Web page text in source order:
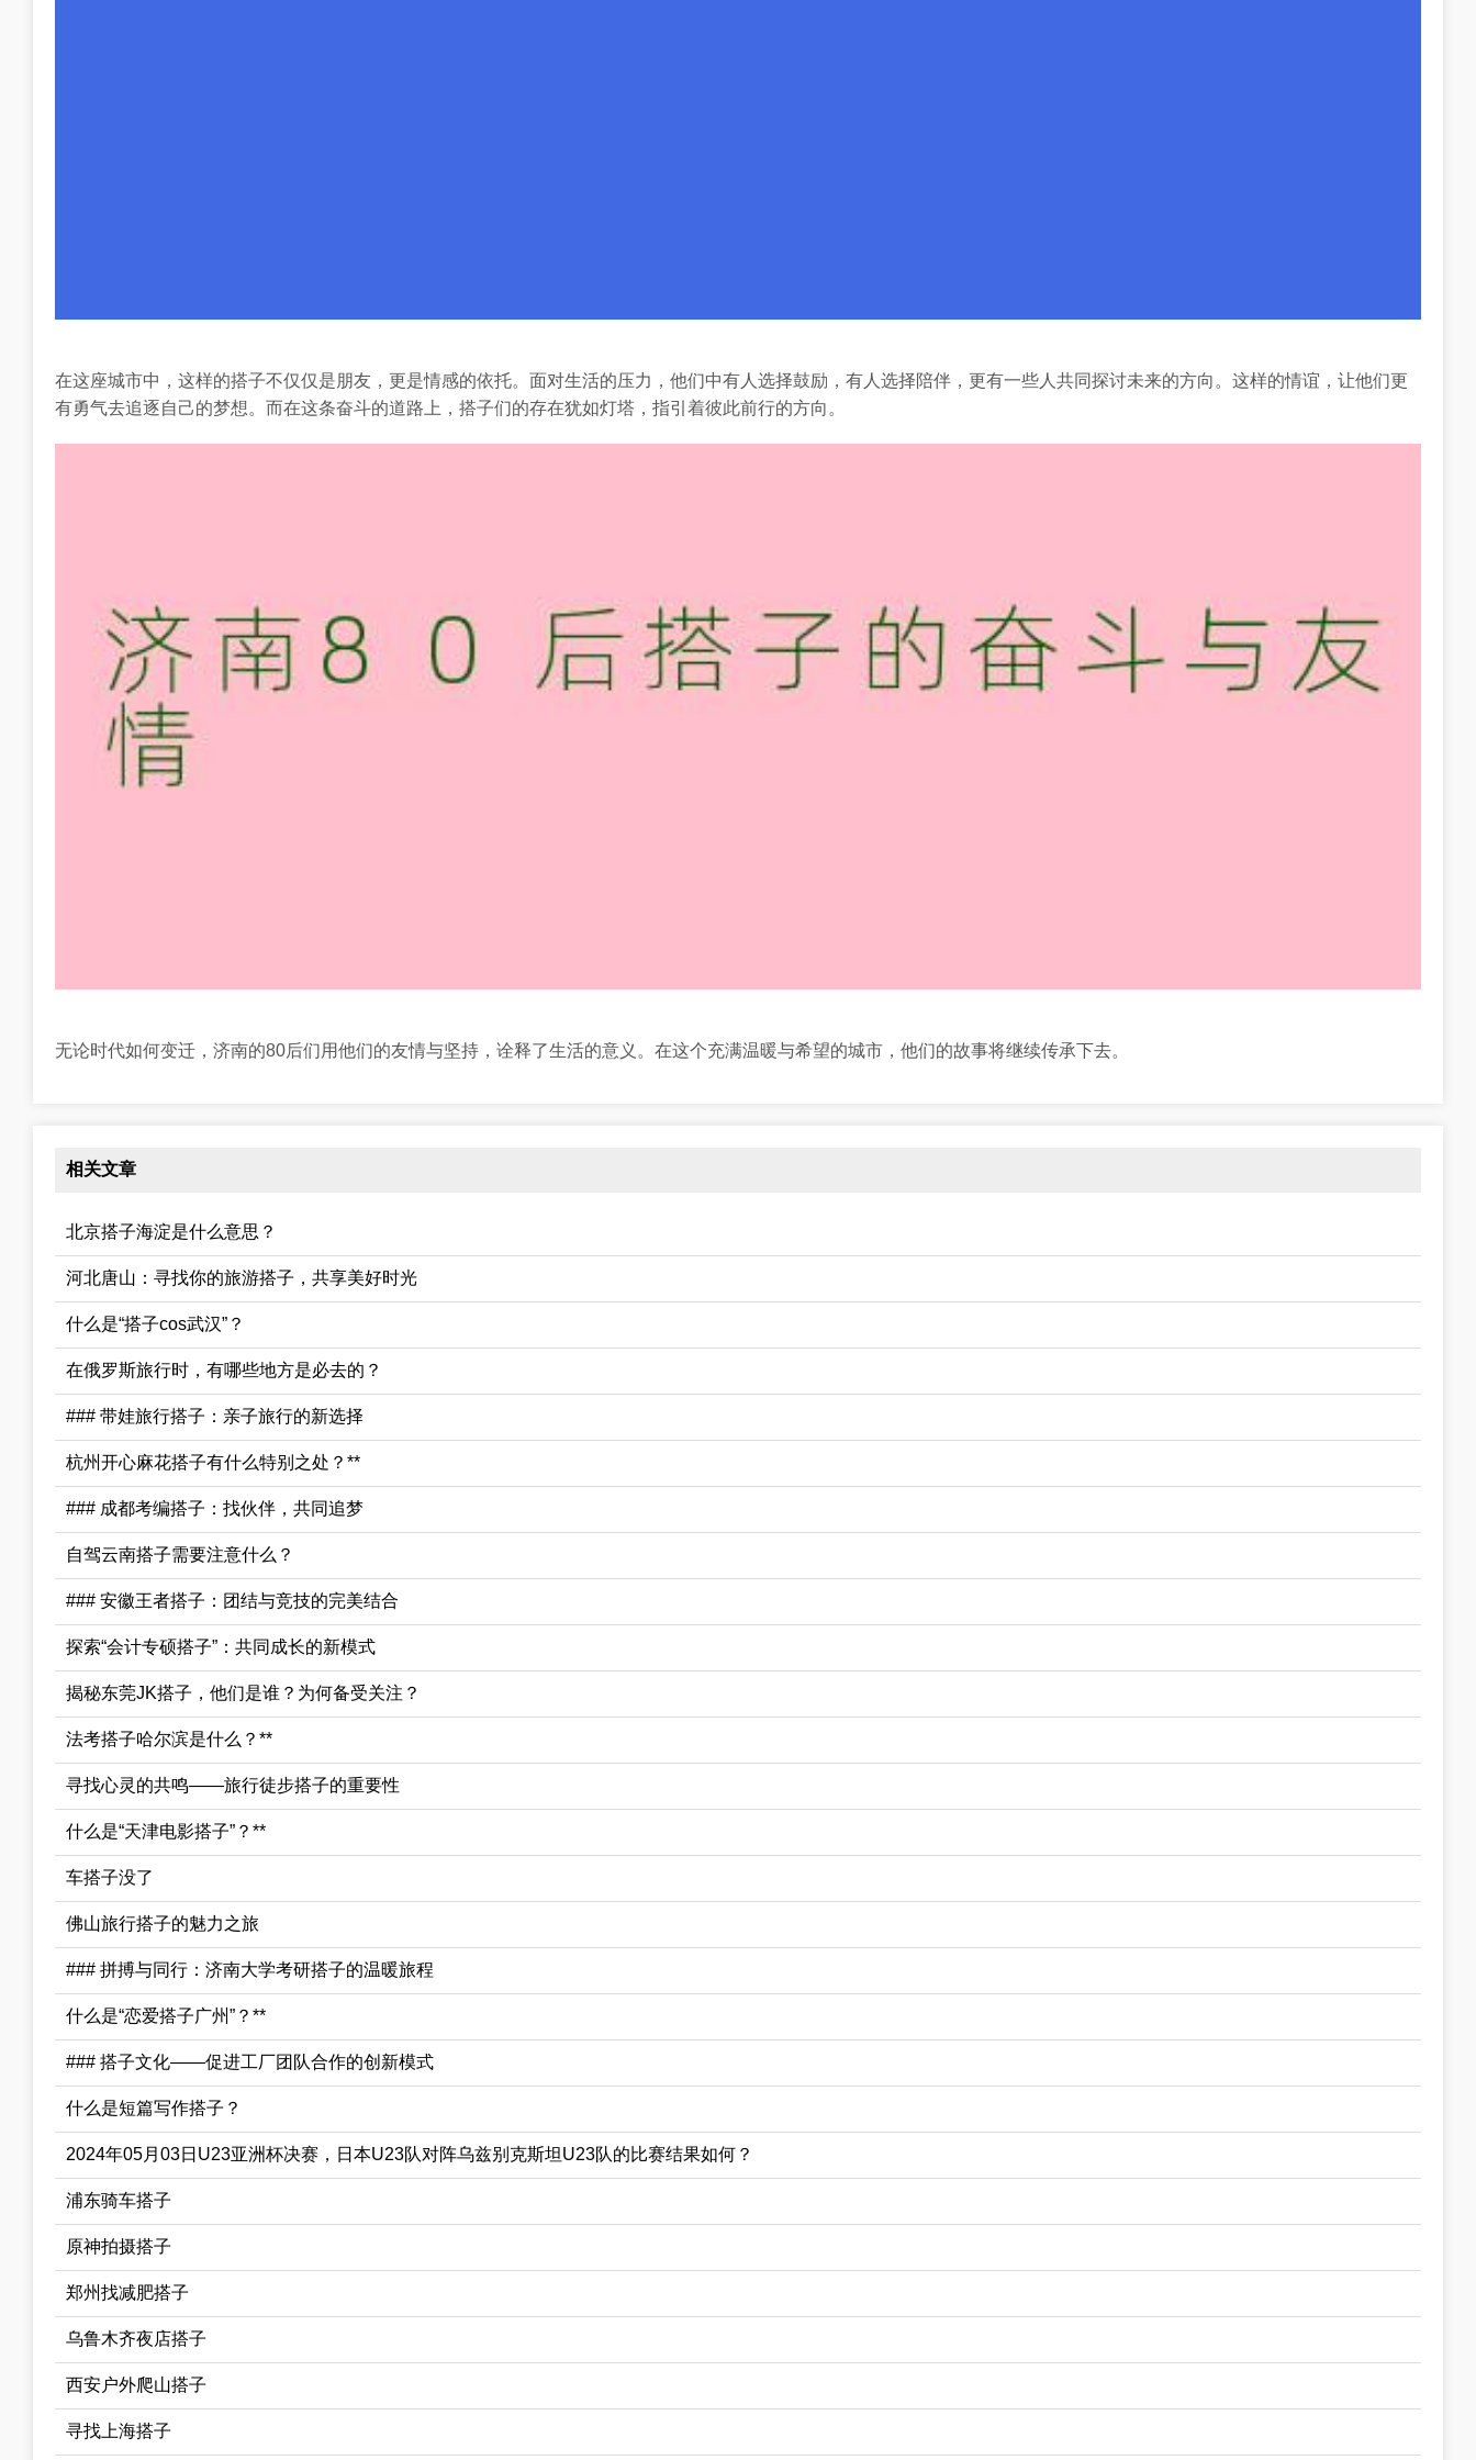
在这座城市中，这样的搭子不仅仅是朋友，更是情感的依托。面对生活的压力，他们中有人选择鼓励，有人选择陪伴，更有一些人共同探讨未来的方向。这样的情谊，让他们更
有勇气去追逐自己的梦想。而在这条奋斗的道路上，搭子们的存在犹如灯塔，指引着彼此前行的方向。
无论时代如何变迁，济南的80后们用他们的友情与坚持，诠释了生活的意义。在这个充满温暖与希望的城市，他们的故事将继续传承下去。
相关文章
北京搭子海淀是什么意思？
河北唐山：寻找你的旅游搭子，共享美好时光
什么是“搭子cos武汉”？
在俄罗斯旅行时，有哪些地方是必去的？
### 带娃旅行搭子：亲子旅行的新选择
杭州开心麻花搭子有什么特别之处？**
### 成都考编搭子：找伙伴，共同追梦
自驾云南搭子需要注意什么？
### 安徽王者搭子：团结与竞技的完美结合
探索“会计专硕搭子”：共同成长的新模式
揭秘东莞JK搭子，他们是谁？为何备受关注？
法考搭子哈尔滨是什么？**
寻找心灵的共鸣——旅行徒步搭子的重要性
什么是“天津电影搭子”？**
车搭子没了
佛山旅行搭子的魅力之旅
### 拼搏与同行：济南大学考研搭子的温暖旅程
什么是“恋爱搭子广州”？**
### 搭子文化——促进工厂团队合作的创新模式
什么是短篇写作搭子？
2024年05月03日U23亚洲杯决赛，日本U23队对阵乌兹别克斯坦U23队的比赛结果如何？
浦东骑车搭子
原神拍摄搭子
郑州找减肥搭子
乌鲁木齐夜店搭子
西安户外爬山搭子
寻找上海搭子